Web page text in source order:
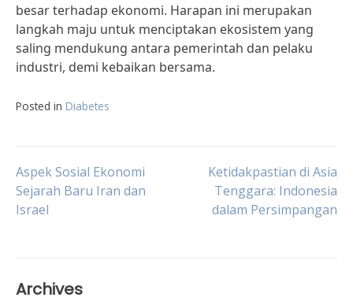
besar terhadap ekonomi. Harapan ini merupakan
langkah maju untuk menciptakan ekosistem yang
saling mendukung antara pemerintah dan pelaku
industri, demi kebaikan bersama.
Posted in Diabetes
Post
navigation
Aspek Sosial Ekonomi
Sejarah Baru Iran dan
Israel
Ketidakpastian di Asia
Tenggara: Indonesia
dalam Persimpangan
Archives